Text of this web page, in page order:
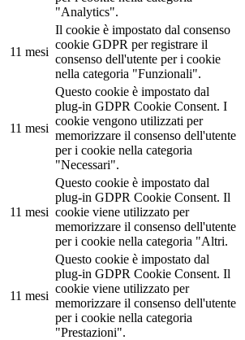
"Analytics".
11 mesi
Il cookie è impostato dal consenso
cookie GDPR per registrare il
consenso dell'utente per i cookie
nella categoria "Funzionali".
11 mesi
Questo cookie è impostato dal
plug-in GDPR Cookie Consent. I
cookie vengono utilizzati per
memorizzare il consenso dell'utente
per i cookie nella categoria
"Necessari".
11 mesi
Questo cookie è impostato dal
plug-in GDPR Cookie Consent. Il
cookie viene utilizzato per
memorizzare il consenso dell'utente
per i cookie nella categoria "Altri.
11 mesi
Questo cookie è impostato dal
plug-in GDPR Cookie Consent. Il
cookie viene utilizzato per
memorizzare il consenso dell'utente
per i cookie nella categoria
"Prestazioni".